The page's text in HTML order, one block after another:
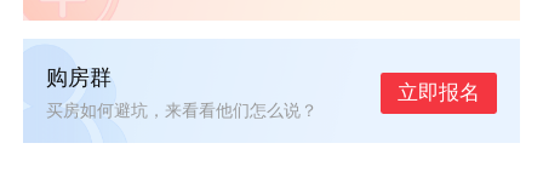
购房群
买房如何避坑，来看看他们怎么说？
立即报名